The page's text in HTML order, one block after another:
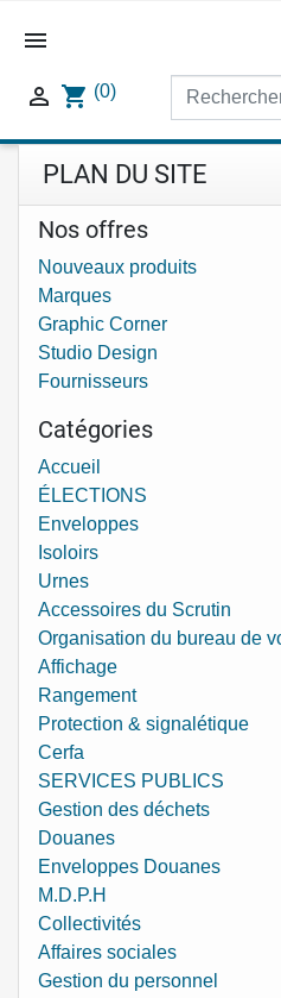

 shopping_cart (0)
PLAN DU SITE
Nos offres
Nouveaux produits
Marques
Graphic Corner
Studio Design
Fournisseurs
Catégories
Accueil
ÉLECTIONS
Enveloppes
Isoloirs
Urnes
Accessoires du Scrutin
Organisation du bureau de
Affichage
Rangement
Protection & signalétique
Cerfa
SERVICES PUBLICS
Gestion des déchets
Douanes
Enveloppes Douanes
M.D.P.H
Collectivités
Affaires sociales
Gestion du personnel